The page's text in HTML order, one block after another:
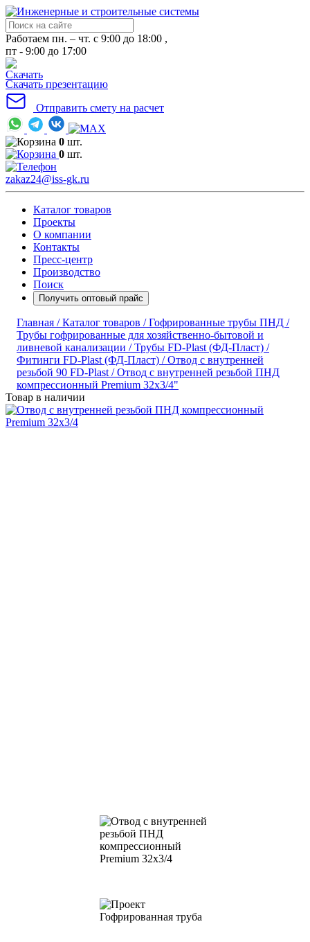
Работаем пн. – чт. с 9:00 до 18:00 ,
пт - 9:00 до 17:00
Скачать презентацию
Отправить смету на расчет
0 шт.
0 шт.
zakaz24@iss-gk.ru
Каталог товаров
Проекты
О компании
Контакты
Пресс-центр
Производство
Поиск
Получить оптовый прайс
Главная /Каталог товаров /Гофрированные трубы ПНД /
Трубы гофрированные для хозяйственно-бытовой и
ливневой канализации /Трубы FD-Plast (ФД-Пласт) /
Фитинги FD-Plast (ФД-Пласт) /Отвод с внутренней
резьбой 90 FD-Plast /Отвод с внутренней резьбой ПНД
компрессионный Premium 32x3/4"
Товар в наличии